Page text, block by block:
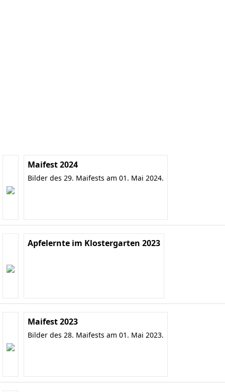
Maifest 2024
Bilder des 29. Maifests am 01. Mai 2024.
Apfelernte im Klostergarten 2023
Maifest 2023
Bilder des 28. Maifests am 01. Mai 2023.